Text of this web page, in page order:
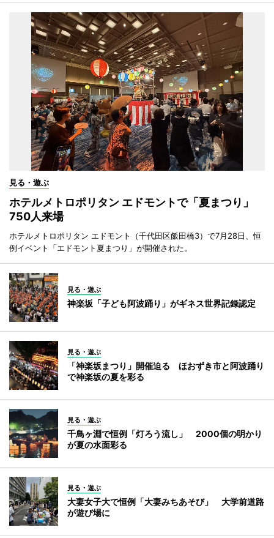
見る・遊ぶ
ホテルメトロポリタン エドモントで「夏まつり」
750人来場
ホテルメトロポリタン エドモント（千代田区飯田橋3）で7月28日、恒
例イベント「エドモント夏まつり」が開催された。
見る・遊ぶ
神楽坂「子ども阿波踊り」がギネス世界記録認定
見る・遊ぶ
「神楽坂まつり」開催迫る ほおずき市と阿波踊り
で神楽坂の夏を彩る
見る・遊ぶ
千鳥ヶ淵で恒例「灯ろう流し」 2000個の明かり
が夏の水面彩る
見る・遊ぶ
大妻女子大で恒例「大妻みちあそび」 大学前道路
が遊び場に